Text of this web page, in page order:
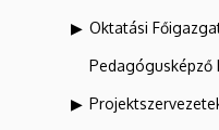
Oktatási
Pedagógusképző